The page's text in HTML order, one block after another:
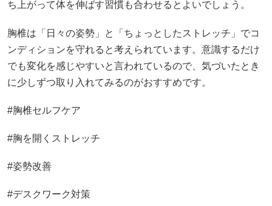
ち上がって体を伸ばす習慣も合わせるとよいでしょう。
胸椎は「日々の姿勢」と「ちょっとしたストレッチ」でコ
ンディションを守れると考えられています。意識するだけ
でも変化を感じやすいと言われているので、気づいたとき
に少しずつ取り入れてみるのがおすすめです。
#胸椎セルフケア
#胸を開くストレッチ
#姿勢改善
#デスクワーク対策